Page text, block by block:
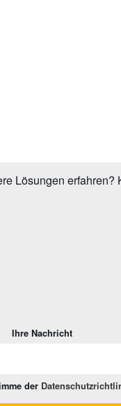
Lösungen erfahren?
Ihre Nachricht
der